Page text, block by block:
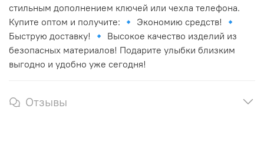
стильным дополнением ключей или чехла телефона.
Купите оптом и получите: 🔹 Экономию средств! 🔹
Быструю доставку! 🔹 Высокое качество изделий из
безопасных материалов! Подарите улыбки близким
выгодно и удобно уже сегодня!
Отзывы